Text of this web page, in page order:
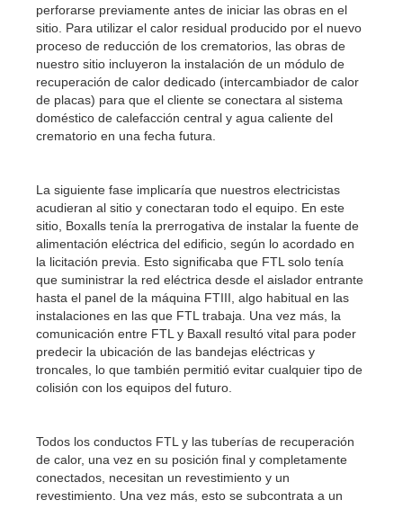
perforarse previamente antes de iniciar las obras en el
sitio. Para utilizar el calor residual producido por el nuevo
proceso de reducción de los crematorios, las obras de
nuestro sitio incluyeron la instalación de un módulo de
recuperación de calor dedicado (intercambiador de calor
de placas) para que el cliente se conectara al sistema
doméstico de calefacción central y agua caliente del
crematorio en una fecha futura.
La siguiente fase implicaría que nuestros electricistas
acudieran al sitio y conectaran todo el equipo. En este
sitio, Boxalls tenía la prerrogativa de instalar la fuente de
alimentación eléctrica del edificio, según lo acordado en
la licitación previa. Esto significaba que FTL solo tenía
que suministrar la red eléctrica desde el aislador entrante
hasta el panel de la máquina FTIII, algo habitual en las
instalaciones en las que FTL trabaja. Una vez más, la
comunicación entre FTL y Baxall resultó vital para poder
predecir la ubicación de las bandejas eléctricas y
troncales, lo que también permitió evitar cualquier tipo de
colisión con los equipos del futuro.
Todos los conductos FTL y las tuberías de recuperación
de calor, una vez en su posición final y completamente
conectados, necesitan un revestimiento y un
revestimiento. Una vez más, esto se subcontrata a un